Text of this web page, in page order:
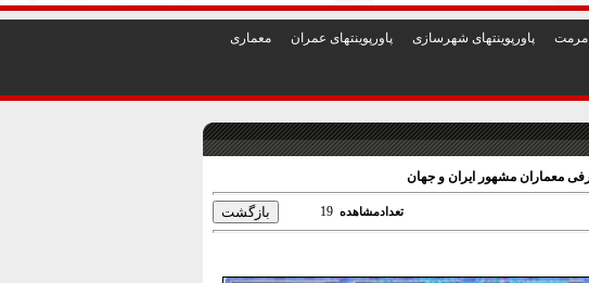
مرمت پاورپوينتهای شهرسازی پاورپوينتهای عمران معماری
معماران مشهور ایران و جهان
تعدادمشاهده 19